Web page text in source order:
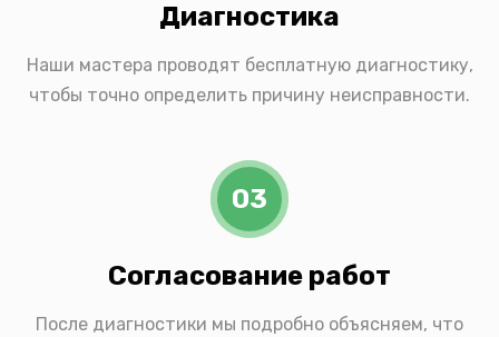
Диагностика
Наши мастера проводят бесплатную диагностику,
чтобы точно определить причину неисправности.
03
Согласование работ
После диагностики мы подробно объясняем, что